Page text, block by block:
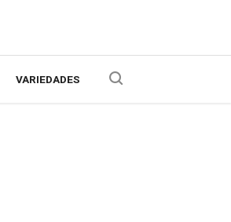
VARIEDADES